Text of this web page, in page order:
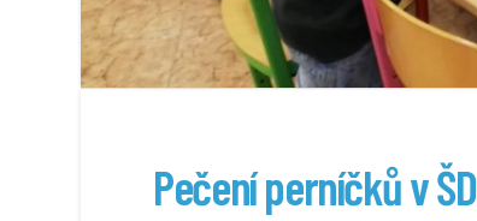
Pečení perníčků v ŠD